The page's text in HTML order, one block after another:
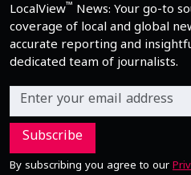
LocalView™ News: Your go-to
coverage of local and global
accurate reporting and
dedicated team of journalists.
Subscribe
By subscribing you agree to our